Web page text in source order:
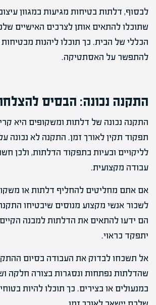
לבסוף, דלתות בטיחות מגיעות במגוון
שתוכלו להתאים אותן לצרכים האישיים
הכללי של הבית. כך תוכלו ליהנות
להתפשר על האסתטיקה.
התקנה נכונה: הבסיס
התקנה נכונה של דלתות ומשקופים היא
תפקוד תקין לאורך זמן. התקנה לא נכונה
לליקויים ובעיות בתפקוד הדלתות, ולכן
עבודה מקצועית.
אם אתם מחליטים להחליף דלתות או
לשכור אנשי מקצוע מנוסים שיבטיחו
הם ידעו להתאים את הדלתות למבנה
יתפקד כראוי.
אל תשכחו לבדוק את העבודה בסיום
שהדלתות נפתחות ונסגרות בצורה חלקה
במנעולים או בצירים. כך תוכלו להיות